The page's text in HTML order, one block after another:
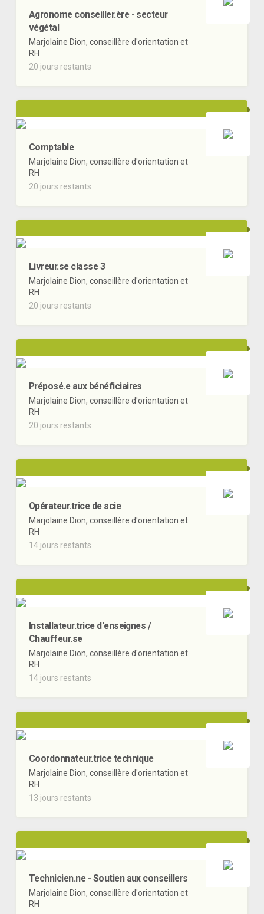
Agronome conseiller.ère - secteur
végétal
Marjolaine Dion, conseillère d'orientation et
RH
20 jours restants
Comptable
Marjolaine Dion, conseillère d'orientation et
RH
20 jours restants
Livreur.se classe 3
Marjolaine Dion, conseillère d'orientation et
RH
20 jours restants
Préposé.e aux bénéficiaires
Marjolaine Dion, conseillère d'orientation et
RH
20 jours restants
Opérateur.trice de scie
Marjolaine Dion, conseillère d'orientation et
RH
14 jours restants
Installateur.trice d'enseignes /
Chauffeur.se
Marjolaine Dion, conseillère d'orientation et
RH
14 jours restants
Coordonnateur.trice technique
Marjolaine Dion, conseillère d'orientation et
RH
13 jours restants
Technicien.ne - Soutien aux conseillers
Marjolaine Dion, conseillère d'orientation et
RH